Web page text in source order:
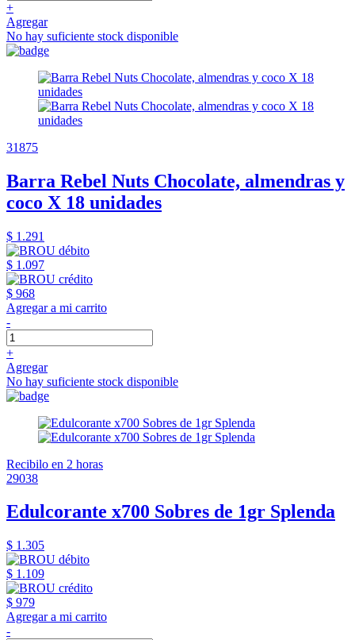
+
Agregar
No hay suficiente stock disponible
31875
Barra Rebel Nuts Chocolate, almendras y
coco X 18 unidades
$ 1.291
$ 1.097
$ 968
Agregar a mi carrito
-
+
Agregar
No hay suficiente stock disponible
Recibilo en 2 horas
29038
Edulcorante x700 Sobres de 1gr Splenda
$ 1.305
$ 1.109
$ 979
Agregar a mi carrito
-